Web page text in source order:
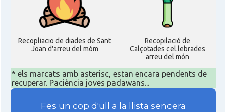
Recopliacio de diades de Sant
Joan d'arreu del móm
Recopilació de
Calçotades cel.lebrades
arreu del món
* els marcats amb asterisc, estan encara pendents de
recuperar. Paciència joves padawans...
Fes un cop d'ull a la llista sencera